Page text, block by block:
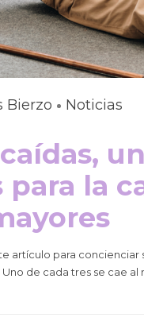
Bierzo Noticias
para la
artículo para
de cada tres se cae al